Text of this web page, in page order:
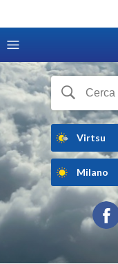
Virtsu
Milano